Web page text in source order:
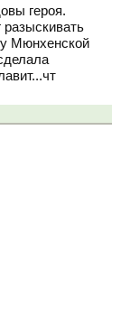
героя.
разыскивать
Мюнхенской